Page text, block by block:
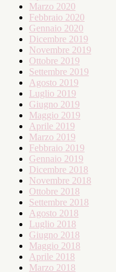
Marzo 2020
Febbraio 2020
Gennaio 2020
Dicembre 2019
Novembre 2019
Ottobre 2019
Settembre 2019
Agosto 2019
Luglio 2019
Giugno 2019
Maggio 2019
Aprile 2019
Marzo 2019
Febbraio 2019
Gennaio 2019
Dicembre 2018
Novembre 2018
Ottobre 2018
Settembre 2018
Agosto 2018
Luglio 2018
Giugno 2018
Maggio 2018
Aprile 2018
Marzo 2018